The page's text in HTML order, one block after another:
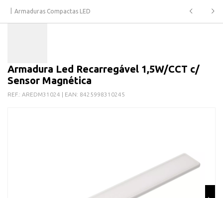
Armaduras Compactas LED
Armadura Led Recarregável 1,5W/CCT c/
Sensor Magnética
REF.: AREDM31024 | EAN: 8425998310245